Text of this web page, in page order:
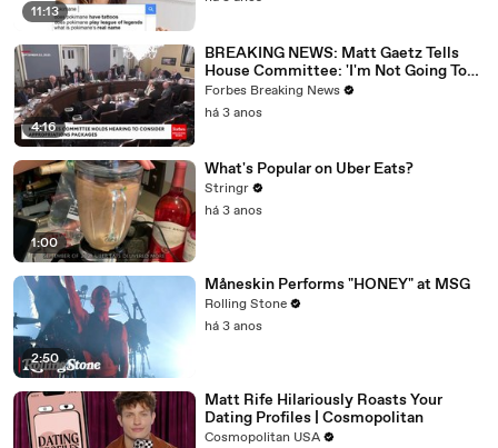
11:13
4:16
BREAKING NEWS: Matt Gaetz Tells
House Committee: 'I'm Not Going To
Vote For A Continuing Resolution'
Forbes Breaking News
há 3 anos
1:00
What's Popular on Uber Eats?
Stringr
há 3 anos
2:50
Måneskin Performs "HONEY" at MSG
Rolling Stone
há 3 anos
Matt Rife Hilariously Roasts Your
Dating Profiles | Cosmopolitan
Cosmopolitan USA